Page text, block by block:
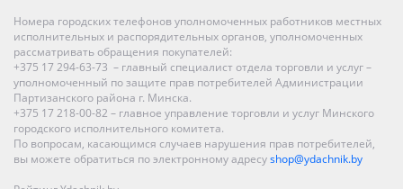
Номера городских телефонов уполномоченных работников местных
исполнительных и распорядительных органов, уполномоченных
рассматривать обращения покупателей:
+375 17 294-63-73 – главный специалист отдела торговли и услуг –
уполномоченный по защите прав потребителей Администрации
Партизанского района г. Минска.
+375 17 218-00-82 – главное управление торговли и услуг Минского
городского исполнительного комитета.
По вопросам, касающимся случаев нарушения прав потребителей,
вы можете обратиться по электронному адресуshop@ydachnik.by